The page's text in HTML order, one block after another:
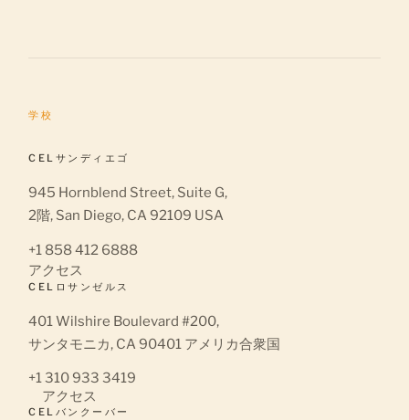
学校
CELサンディエゴ
945 Hornblend Street, Suite G,
2階, San Diego, CA 92109 USA
+1 858 412 6888
アクセス
CELロサンゼルス
401 Wilshire Boulevard #200,
サンタモニカ, CA 90401 アメリカ合衆国
+1 310 933 3419
アクセス
CELバンクーバー